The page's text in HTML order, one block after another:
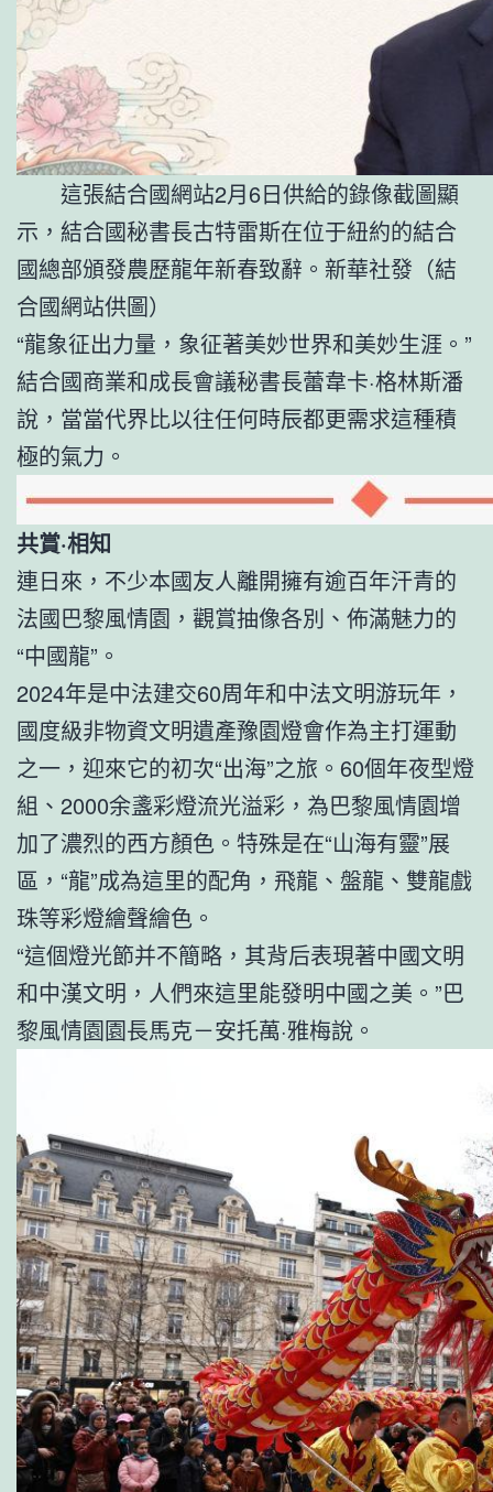
這張結合國網站2月6日供給的錄像截圖顯
示，結合國秘書長古特雷斯在位于紐約的結合
國總部頒發農歷龍年新春致辭。新華社發（結
合國網站供圖）
“龍象征出力量，象征著美妙世界和美妙生涯。”
結合國商業和成長會議秘書長蕾韋卡·格林斯潘
說，當當代界比以往任何時辰都更需求這種積
極的氣力。
共賞·相知
連日來，不少本國友人離開擁有逾百年汗青的
法國巴黎風情園，觀賞抽像各別、佈滿魅力的
“中國龍”。
2024年是中法建交60周年和中法文明游玩年，
國度級非物資文明遺產豫園燈會作為主打運動
之一，迎來它的初次“出海”之旅。60個年夜型燈
組、2000余盞彩燈流光溢彩，為巴黎風情園增
加了濃烈的西方顏色。特殊是在“山海有靈”展
區，“龍”成為這里的配角，飛龍、盤龍、雙龍戲
珠等彩燈繪聲繪色。
“這個燈光節并不簡略，其背后表現著中國文明
和中漢文明，人們來這里能發明中國之美。”巴
黎風情園園長馬克－安托萬·雅梅說。